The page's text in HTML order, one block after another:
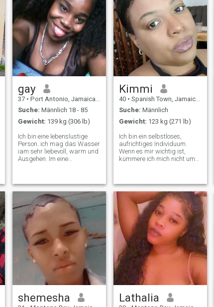
gay
37 • Port Antonio, Jamaica, Jamaika
Suche: Männlich 18 - 85
Gewicht: 139 kg (306 lb)
Ich bin eine lebenslustige
Person. ich mag das Wasser
iam sehr liebevoll, warm und
Ausgehen. Im eine
Angelegenheiten. Im ein
Mentor und ein
Motivsprecher. ICH HASSE
MÄNNER, DIE KOMMEN AUF
SEITEN WIE DIESE, ihre
BLÖSSE. Ich hasse MÄNNER,
DIE DIE WEBSITE VERBIRGT
IHRE DURCHHANG
PERVERTEDNESS. Ich hasse
Männer, die sprechen Kinder
auf unschuldige Frauen, DIE
SIE GLAUBEN R LÜGNER
WIE SIE SIND ZU
VERWENDEN. Ich bin froh,
dass sie riechen, bevor ich
unschuldig geben einen mehr
Kimmi
40 • Spanish Town, Jamaica, Jamaika
Suche: Männlich
Gewicht: 123 kg (271 lb)
Ich bin ein selbstloses,
aufrichtiges Individuum.
Wenn es mir wichtig ist,
kümmere ich mich nicht um
Taten zu tun und nicht mit
einem Haufen Reden, weil ich
gelernt habe, dass man den
Mund dazu bringt, etwas zu
sagen. Ich bin nicht auf
Spiele, also wenn es darum
geht bitte ich Sie, tun Sie uns
beiden einen Gefallen und
weiter drängen, dann
sparen wir uns beide viel Zeit
und Energie. Ich genieße die
einfachen Dinge im Leben,
wie Spaziergänge am
Strand, romantische
Abendessen nur wir beide,
kuschelig einen Film zu
shemesha Lathalia